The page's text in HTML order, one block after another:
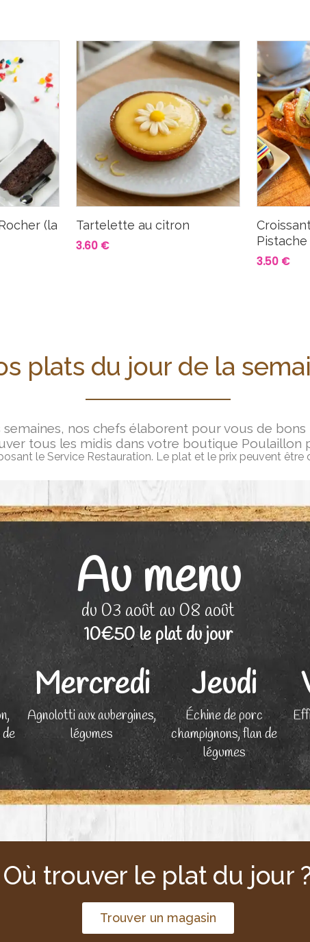
(la
Tartelette au citron
3.60 €
Pistache
3.50 €
plats du jour de la
semaines, nos chefs élaborent pour vous de bons
tous les midis dans votre boutique Poulaillon
le Service Restauration. Le plat et le prix peuvent être
Au menu
du 03 août au 08 août
10€50 le plat du jour
Mercredi
Agnolotti aux aubergines,
légumes
Jeudi
Échine de porc
champignons, flan de
légumes
Où trouver le plat du jour
Trouver un magasin